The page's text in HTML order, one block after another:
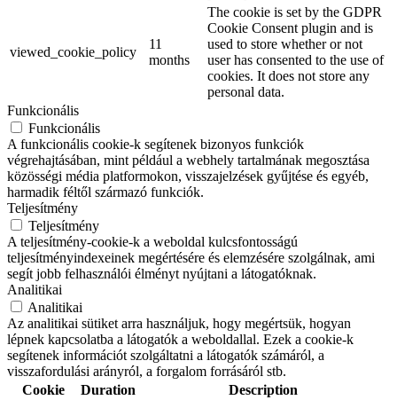
viewed_cookie_policy
11
months
The cookie is set by the GDPR
Cookie Consent plugin and is
used to store whether or not
user has consented to the use of
cookies. It does not store any
personal data.
Funkcionális
Funkcionális
A funkcionális cookie-k segítenek bizonyos funkciók
végrehajtásában, mint például a webhely tartalmának megosztása
közösségi média platformokon, visszajelzések gyűjtése és egyéb,
harmadik féltől származó funkciók.
Teljesítmény
Teljesítmény
A teljesítmény-cookie-k a weboldal kulcsfontosságú
teljesítményindexeinek megértésére és elemzésére szolgálnak, ami
segít jobb felhasználói élményt nyújtani a látogatóknak.
Analitikai
Analitikai
Az analitikai sütiket arra használjuk, hogy megértsük, hogyan
lépnek kapcsolatba a látogatók a weboldallal. Ezek a cookie-k
segítenek információt szolgáltatni a látogatók számáról, a
visszafordulási arányról, a forgalom forrásáról stb.
Cookie
Duration Description